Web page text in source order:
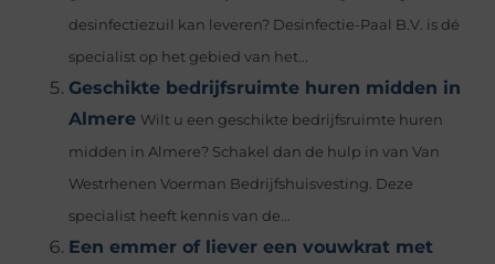
desinfectiezuil kan leveren? Desinfectie-Paal B.V. is dé
specialist op het gebied van het...
Geschikte bedrijfsruimte huren midden in
Almere Wilt u een geschikte bedrijfsruimte huren
midden in Almere? Schakel dan de hulp in van Van
Westrhenen Voerman Bedrijfshuisvesting. Deze
specialist heeft kennis van de...
Een emmer of liever een vouwkrat met